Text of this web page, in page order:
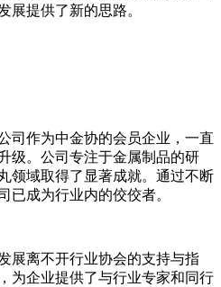
展提供了新的思路。
司作为中金协的会员企业，一直
级。公司专注于金属制品的研
领域取得了显著成就。通过不断
已成为行业内的佼佼者。
展离不开行业协会的支持与指
为企业提供了与行业专家和同行